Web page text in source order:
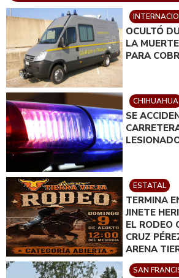
OCULTÓ
LA
PARA
CHIHUAHUA
SE
ESTATAL
TERMINA
JINETE
EL RODEO
CRUZ
ARENA
SAN